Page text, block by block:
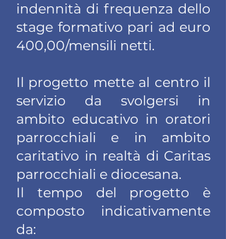
indennità di frequenza dello
stage formativo pari ad euro
400,00/mensili netti.
Il progetto mette al centro il
servizio da svolgersi in
ambito educativo in oratori
parrocchiali e in ambito
caritativo in realtà di Caritas
parrocchiali e diocesana.
Il tempo del progetto è
composto indicativamente
da: